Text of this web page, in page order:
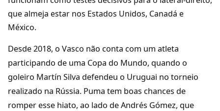
que almeja estar nos Estados Unidos, Canadá e
México.
Desde 2018, o Vasco não conta com um atleta
participando de uma Copa do Mundo, quando o
goleiro Martín Silva defendeu o Uruguai no torneio
realizado na Rússia. Puma tem boas chances de
romper esse hiato, ao lado de Andrés Gómez, que